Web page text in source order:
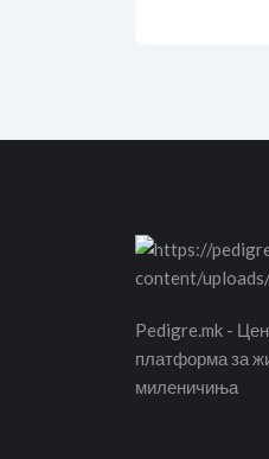
Pedigre.mk -
платформа за
миленичиња